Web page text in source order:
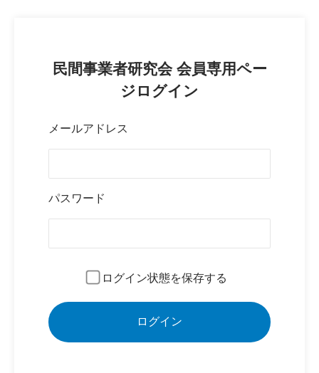
民間事業者研究会 会員専用ペー
ジログイン
メールアドレス
パスワード
ログイン状態を保存する